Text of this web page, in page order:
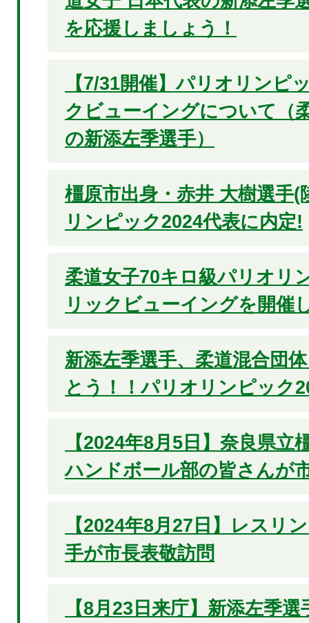
を応援しましょう！
【7/31開催】パリオリンピ
クビューイングについて（
の新添左季選手）
橿原市出身・赤井 大樹選手
リンピック2024代表に内定!
柔道女子70キロ級パリオリ
リックビューイングを開催
新添左季選手、柔道混合団
とう！！パリオリンピック
【2024年8月5日】奈良県立
ハンドボール部の皆さんが
【2024年8月27日】レスリ
手が市長表敬訪問
【8月23日来庁】新添左季